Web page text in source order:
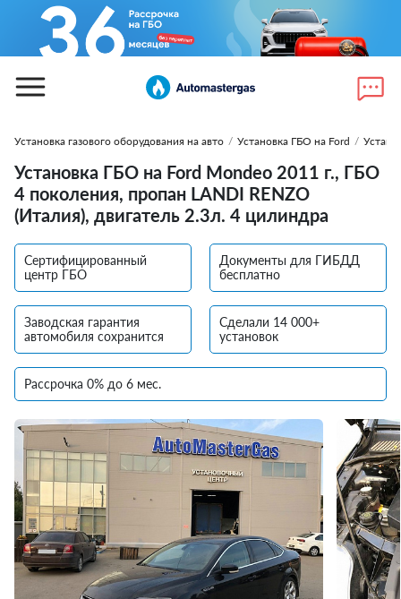
Установка газового оборудования на авто / Установка ГБО на Ford /
Установка ГБО на Ford Mondeo 2011 г., ГБО
4 поколения, пропан LANDI RENZO
(Италия), двигатель 2.3л. 4 цилиндра
Сертифицированный
центр ГБО
Документы для ГИБДД
бесплатно
Заводская гарантия
автомобиля сохранится
Сделали 14 000+
установок
Рассрочка 0% до 6 мес.